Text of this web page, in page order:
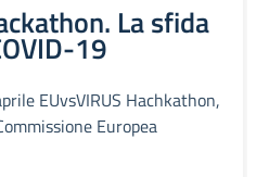
La sfida
19
EUvsVIRUS Hachkathon,
Europea